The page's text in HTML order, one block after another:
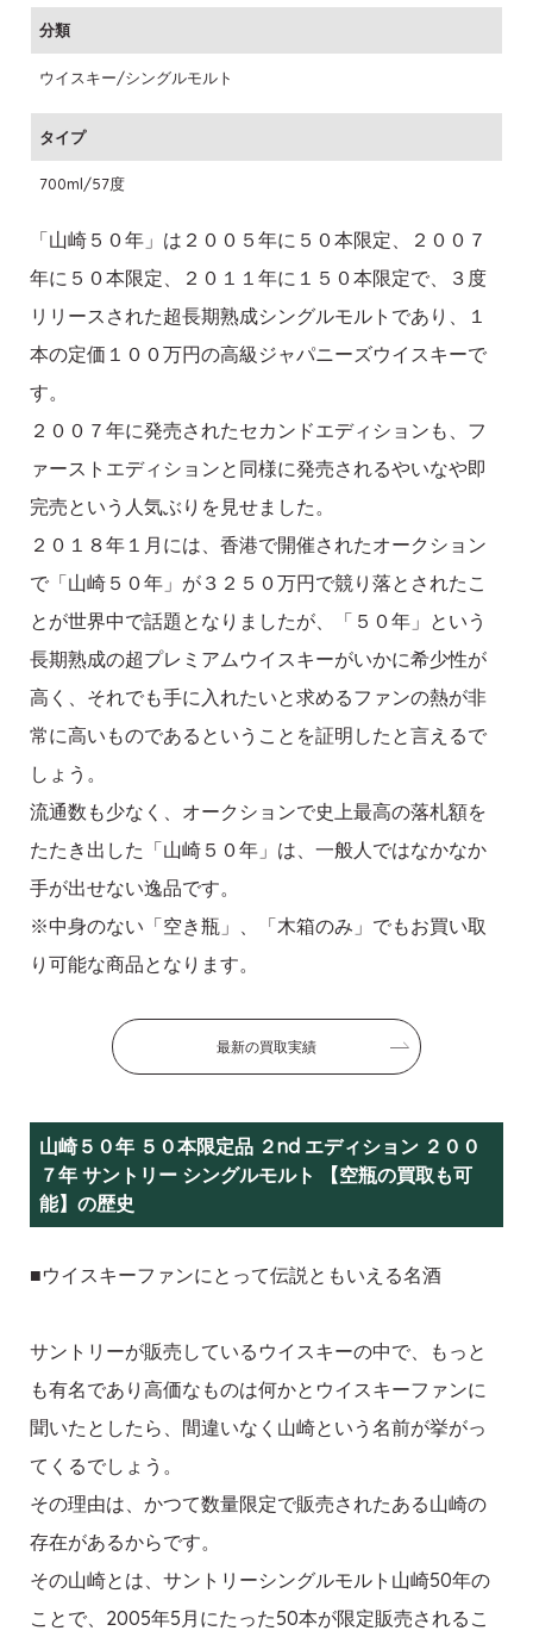
分類
ウイスキー/シングルモルト
タイプ
700ml/57度
「山崎５０年」は２００５年に５０本限定、２００７
年に５０本限定、２０１１年に１５０本限定で、３度
リリースされた超長期熟成シングルモルトであり、１
本の定価１００万円の高級ジャパニーズウイスキーで
す。
２００７年に発売されたセカンドエディションも、フ
ァーストエディションと同様に発売されるやいなや即
完売という人気ぶりを見せました。
２０１８年１月には、香港で開催されたオークション
で「山崎５０年」が３２５０万円で競り落とされたこ
とが世界中で話題となりましたが、「５０年」という
長期熟成の超プレミアムウイスキーがいかに希少性が
高く、それでも手に入れたいと求めるファンの熱が非
常に高いものであるということを証明したと言えるで
しょう。
流通数も少なく、オークションで史上最高の落札額を
たたき出した「山崎５０年」は、一般人ではなかなか
手が出せない逸品です。
※中身のない「空き瓶」、「木箱のみ」でもお買い取
り可能な商品となります。
最新の買取実績
山崎５０年 ５０本限定品 ２nd エディション ２００
７年 サントリー シングルモルト 【空瓶の買取も可
能】の歴史
■ウイスキーファンにとって伝説ともいえる名酒
サントリーが販売しているウイスキーの中で、もっと
も有名であり高価なものは何かとウイスキーファンに
聞いたとしたら、間違いなく山崎という名前が挙がっ
てくるでしょう。
その理由は、かつて数量限定で販売されたある山崎の
存在があるからです。
その山崎とは、サントリーシングルモルト山崎50年の
ことで、2005年5月にたった50本が限定販売されるこ